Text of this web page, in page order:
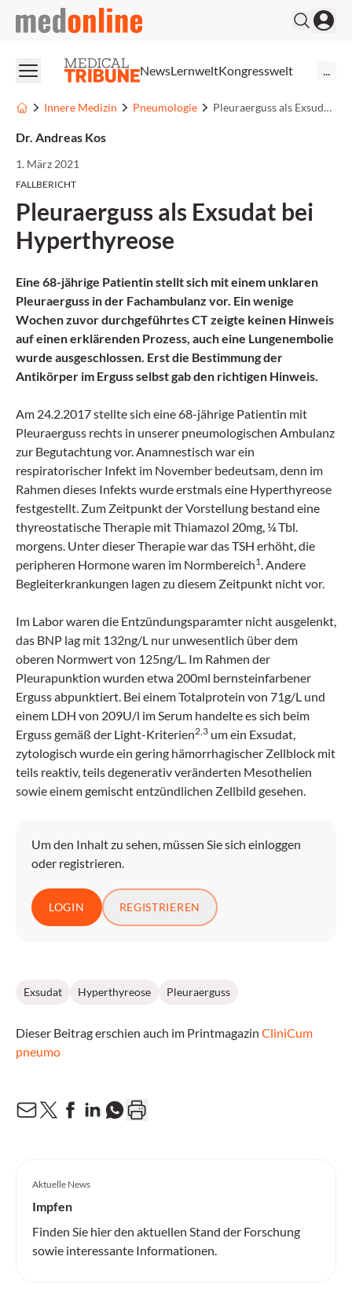
medonline
NewsLernweltKongresswelt
Innere Medizin Pneumologie Pleuraerguss als Exsudat bei Hyperthyreose
Dr. Andreas Kos
1. März 2021
FALLBERICHT
Pleuraerguss als Exsudat bei
Hyperthyreose
Eine 68-jährige Patientin stellt sich mit einem unklaren
Pleuraerguss in der Fachambulanz vor. Ein wenige
Wochen zuvor durchgeführtes CT zeigte keinen Hinweis
auf einen erklärenden Prozess, auch eine Lungenembolie
wurde ausgeschlossen. Erst die Bestimmung der
Antikörper im Erguss selbst gab den richtigen Hinweis.
Am 24.2.2017 stellte sich eine 68-jährige Patientin mit
Pleuraerguss rechts in unserer pneumologischen Ambulanz
zur Begutachtung vor. Anamnestisch war ein
respiratorischer Infekt im November bedeutsam, denn im
Rahmen dieses Infekts wurde erstmals eine Hyperthyreose
festgestellt. Zum Zeitpunkt der Vorstellung bestand eine
thyreostatische Therapie mit Thiamazol 20mg, ¼ Tbl.
morgens. Unter dieser Therapie war das TSH erhöht, die
peripheren Hormone waren im Normbereich1. Andere
Begleiterkrankungen lagen zu diesem Zeitpunkt nicht vor.
Im Labor waren die Entzündungsparamter nicht ausgelenkt,
das BNP lag mit 132ng/L nur unwesentlich über dem
oberen Normwert von 125ng/L. Im Rahmen der
Pleurapunktion wurden etwa 200ml bernsteinfarbener
Erguss abpunktiert. Bei einem Totalprotein von 71g/L und
einem LDH von 209U/l im Serum handelte es sich beim
Erguss gemäß der Light-Kriterien2,3 um ein Exsudat,
zytologisch wurde ein gering hämorrhagischer Zellblock mit
teils reaktiv, teils degenerativ veränderten Mesothelien
sowie einem gemischt entzündlichen Zellbild gesehen.
Um den Inhalt zu sehen, müssen Sie sich einloggen
oder registrieren.
LOGIN REGISTRIEREN
Exsudat Hyperthyreose Pleuraerguss
Dieser Beitrag erschien auch im Printmagazin CliniCum
pneumo
Aktuelle News
Impfen
Finden Sie hier den aktuellen Stand der Forschung
sowie interessante Informationen.